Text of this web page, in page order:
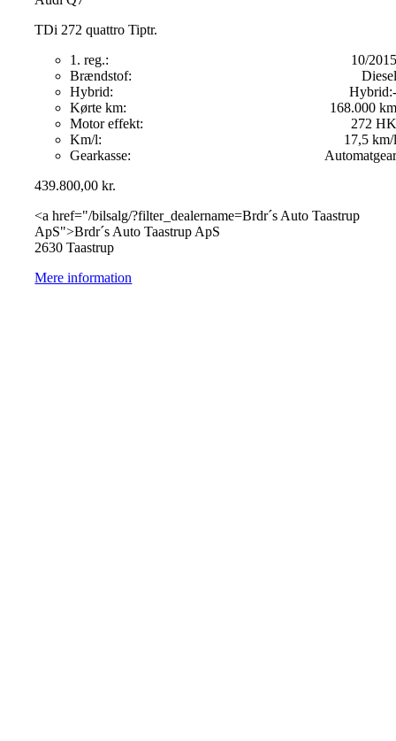
TDi 272 quattro Tiptr.
1. reg.:
10/2015
Brændstof:
Diesel
Hybrid:
Hybrid:-
Kørte km:
168.000 km
Motor effekt:
272 HK
Km/l:
17,5 km/l
Gearkasse:
Automatgear
439.800,00kr.
<a href="/bilsalg/?filter_dealername=Brdr´s Auto Taastrup
ApS">Brdr´s Auto Taastrup ApS
2630 Taastrup
Mere information